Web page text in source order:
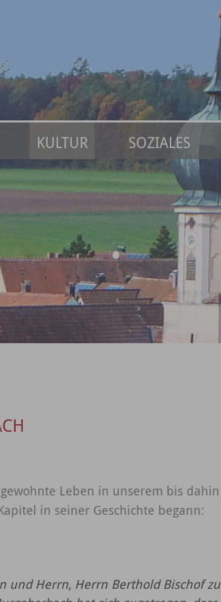
KULTUR SOZIALES
Leben in unserem bis dahin
in seiner Geschichte begann:
und Herrn, Herrn Berthold Bischof zu